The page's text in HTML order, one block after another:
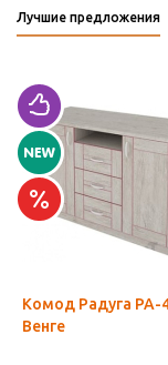
Лучшие предложения
Комод Радуга РА-
Венге